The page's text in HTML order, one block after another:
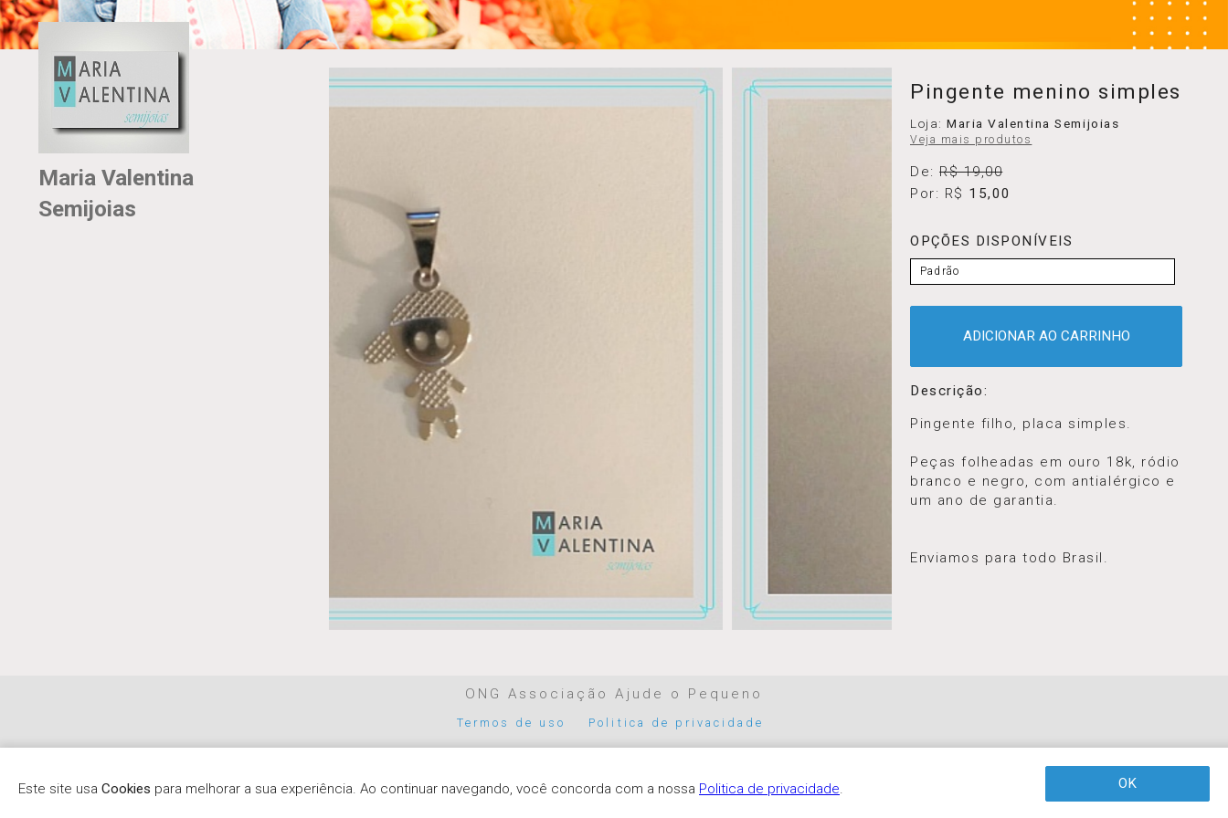
Maria Valentina
Semijoias
Pingente menino simples
Loja:Maria Valentina Semijoias
Veja mais produtos
De:R$ 19,00
Por: R$ 15,00
OPÇÕES DISPONÍVEIS
Padrão
ADICIONAR AO CARRINHO
Descrição:
Pingente filho, placa simples.
Peças folheadas em ouro 18k, ródio
branco e negro, com antialérgico e
um ano de garantia.
Enviamos para todo Brasil.
ONG Associação Ajude o Pequeno
Termos de uso Politica de privacidade
Este site usa Cookies para melhorar a sua experiência. Ao continuar navegando, você concorda com a nossa Politica de privacidade. OK